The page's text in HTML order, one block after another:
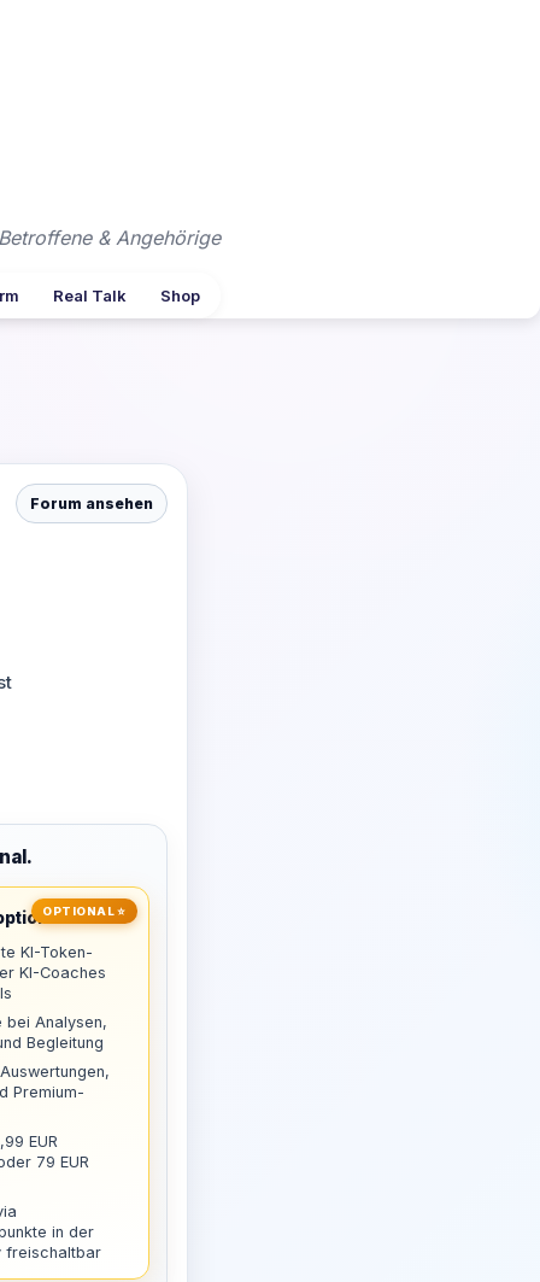
& Angehörige
Real Talk Shop
Forum ansehen
OPTIONAL ⭐
KI-Token-
KI-Coaches
bei Analysen,
Begleitung
Premium-
EUR
79 EUR
in der
freischaltbar